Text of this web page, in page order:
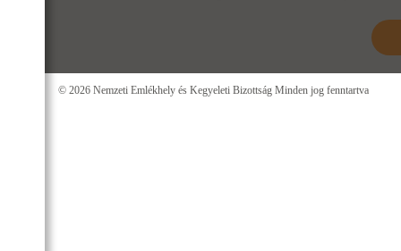
© 2026 Nemzeti Emlékhely és Kegyeleti Bizottság Minden jog fenntartva